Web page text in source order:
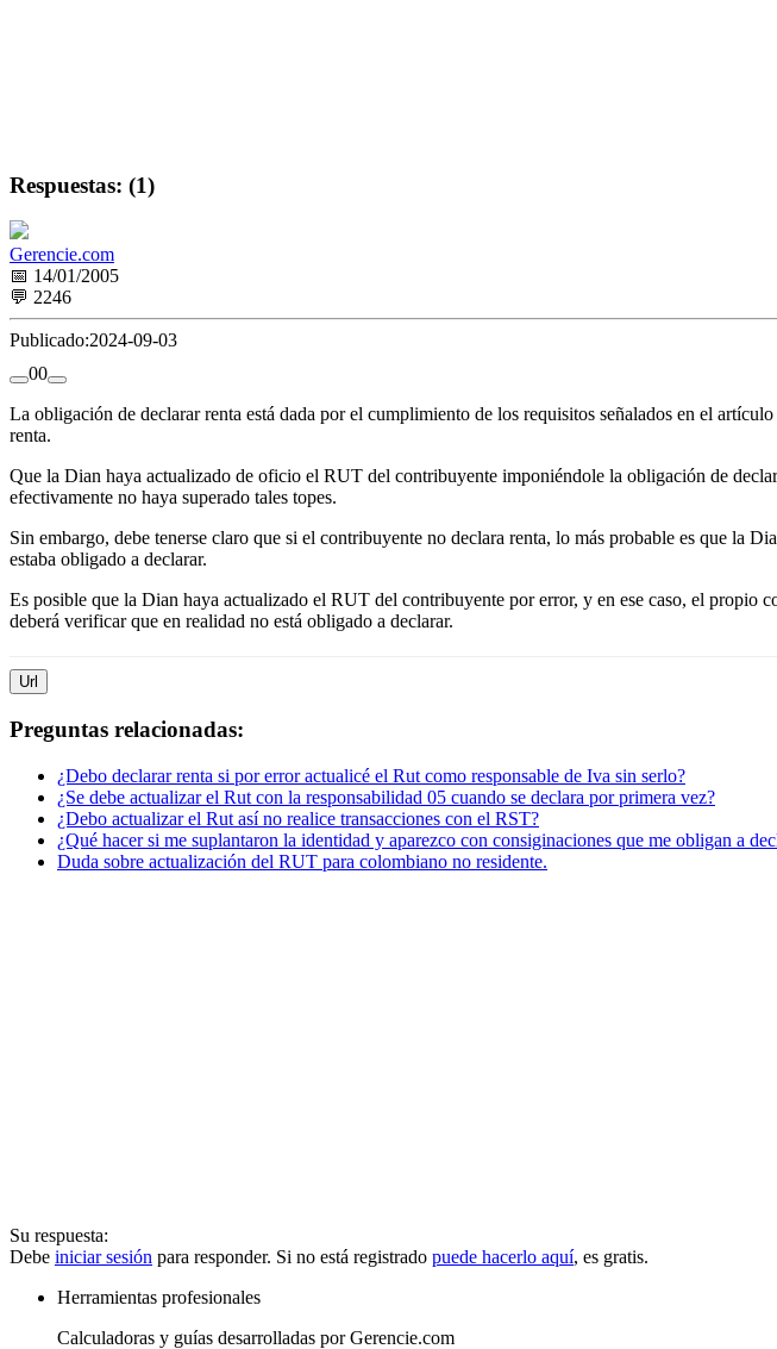
Respuestas: (1)
Gerencie.com
📅 14/01/2005
💬 2246
Publicado:2024-09-03
00
La obligación de declarar renta está dada por el cumplimiento de los requisitos señalados en el
renta.
Que la Dian haya actualizado de oficio el RUT del contribuyente imponiéndole la obligación de
efectivamente no haya superado tales topes.
Sin embargo, debe tenerse claro que si el contribuyente no declara renta, lo más probable es que la
estaba obligado a declarar.
Es posible que la Dian haya actualizado el RUT del contribuyente por error, y en ese caso, el propio
deberá verificar que en realidad no está obligado a declarar.
Url
Preguntas relacionadas:
¿Debo declarar renta si por error actualicé el Rut como responsable de Iva sin serlo?
¿Se debe actualizar el Rut con la responsabilidad 05 cuando se declara por primera vez?
¿Debo actualizar el Rut así no realice transacciones con el RST?
¿Qué hacer si me suplantaron la identidad y aparezco con consiginaciones que me obligan a
Duda sobre actualización del RUT para colombiano no residente.
Su respuesta:
Debe iniciar sesión para responder. Si no está registrado puede hacerlo aquí, es gratis.
Herramientas profesionales
Calculadoras y guías desarrolladas por Gerencie.com